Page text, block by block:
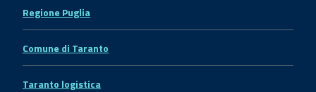
Regione Puglia
Comune di Taranto
Taranto logistica